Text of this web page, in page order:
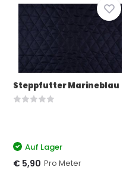
Steppfutter Marineblau
Auf Lager
€ 5,90 Pro Meter